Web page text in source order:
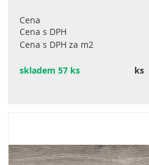
Cena
Cena s DPH
Cena s DPH za m2
skladem 57 ks ks